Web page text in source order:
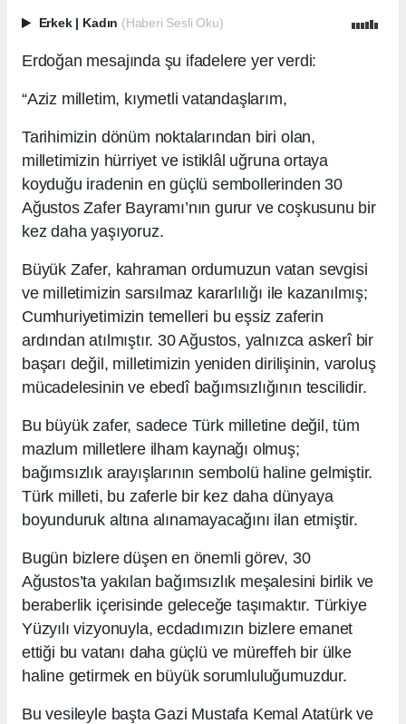
Erkek | Kadın (Haberi Sesli Oku)
Erdoğan mesajında şu ifadelere yer verdi:
“Aziz milletim, kıymetli vatandaşlarım,
Tarihimizin dönüm noktalarından biri olan,
milletimizin hürriyet ve istiklâl uğruna ortaya
koyduğu iradenin en güçlü sembollerinden 30
Ağustos Zafer Bayramı’nın gurur ve coşkusunu bir
kez daha yaşıyoruz.
Büyük Zafer, kahraman ordumuzun vatan sevgisi
ve milletimizin sarsılmaz kararlılığı ile kazanılmış;
Cumhuriyetimizin temelleri bu eşsiz zaferin
ardından atılmıştır. 30 Ağustos, yalnızca askerî bir
başarı değil, milletimizin yeniden dirilişinin, varoluş
mücadelesinin ve ebedî bağımsızlığının tescilidir.
Bu büyük zafer, sadece Türk milletine değil, tüm
mazlum milletlere ilham kaynağı olmuş;
bağımsızlık arayışlarının sembolü haline gelmiştir.
Türk milleti, bu zaferle bir kez daha dünyaya
boyunduruk altına alınamayacağını ilan etmiştir.
Bugün bizlere düşen en önemli görev, 30
Ağustos’ta yakılan bağımsızlık meşalesini birlik ve
beraberlik içerisinde geleceğe taşımaktır. Türkiye
Yüzyılı vizyonuyla, ecdadımızın bizlere emanet
ettiği bu vatanı daha güçlü ve müreffeh bir ülke
haline getirmek en büyük sorumluluğumuzdur.
Bu vesileyle başta Gazi Mustafa Kemal Atatürk ve